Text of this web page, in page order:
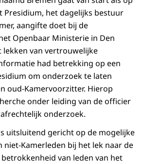
Presidium, het dagelijks bestuur
aangifte doet bij de
Openbaar Ministerie in Den
lekken van vertrouwelijke
had betrekking op een
om onderzoek te laten
oud-Kamervoorzitter. Hierop
onder leiding van de officier
onderzoek.
uitsluitend gericht op de mogelijke
niet-Kamerleden bij het lek naar de
van leden van het